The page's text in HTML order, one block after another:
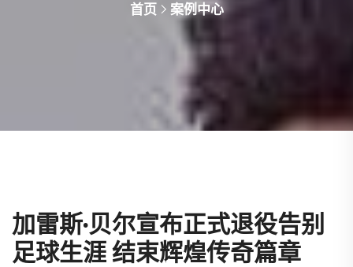
首页 案例中心
加雷斯·贝尔宣布正式退役告别
足球生涯 结束辉煌传奇篇章